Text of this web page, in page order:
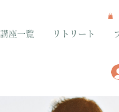
講座一覧 リトリート